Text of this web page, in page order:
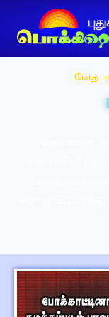
வேத